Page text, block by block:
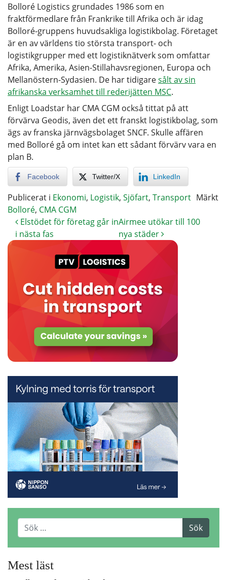
Bolloré Logistics grundades 1986 som en
fraktförmedlare från Frankrike till Afrika och är idag
Bolloré-gruppens huvudsakliga logistikbolag. Företaget
är en av världens tio största transport- och
logistikgrupper med ett logistiknätverk som omfattar
Afrika, Amerika, Asien-Stillahavsregionen, Europa och
Mellanöstern-Sydasien. De har tidigaresålt av sin
afrikanska verksamhet till rederijätten MSC.
Enligt Loadstar har CMA CGM också tittat på att
förvärva Geodis, även det ett franskt logistikbolag, som
ägs av franska järnvägsbolaget SNCF. Skulle affären
med Bolloré gå om intet kan ett sådant förvärv vara en
plan B.
Facebook Twitter/X LinkedIn
Publicerat i Ekonomi, Logistik, Sjöfart, Transport Märkt
Bolloré, CMA CGM
Elstödet för företag går in
i nästa fas
Airmee utökar till 100
nya städer
Mest läst